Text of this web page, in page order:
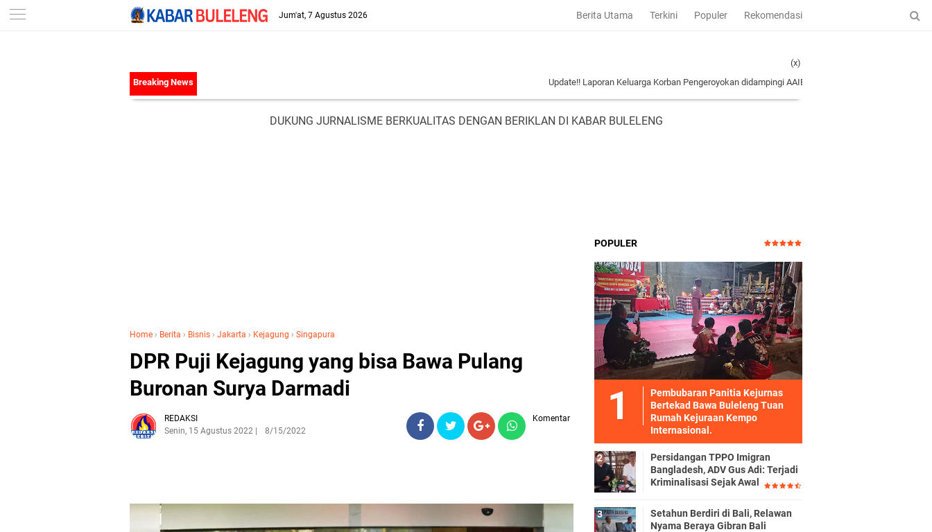
-->
Jum'at, 7 Agustus 2026 Berita Utama Terkini Populer Rekomendasi
Update!! Laporan Keluarga Korban Pengeroyokan didampingi AAIB Provinsi Bali Ke Polres Tabanan
(x)
DUKUNG JURNALISME BERKUALITAS DENGAN BERIKLAN DI KABAR BULELENG
Home › Berita › Bisnis › Jakarta › Kejagung › Singapura
DPR Puji Kejagung yang bisa Bawa Pulang
Buronan Surya Darmadi
REDAKSI
Senin, 15 Agustus 2022
8/15/2022
Komentar
POPULER
Pembubaran Panitia Kejurnas
Bertekad Bawa Buleleng Tuan
Rumah Kejuraan Kempo
Internasional.
Persidangan TPPO Imigran
Bangladesh, ADV Gus Adi: Terjadi
Kriminalisasi Sejak Awal
Setahun Berdiri di Bali, Relawan
Nyama Beraya Gibran Bali